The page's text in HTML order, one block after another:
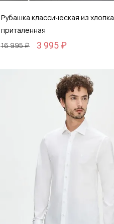
Рубашка классическая из хлопка
приталенная
16 995 ₽
3 995 ₽
Добавить в корзину